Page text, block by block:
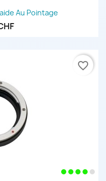
Au Pointage
favorite_border